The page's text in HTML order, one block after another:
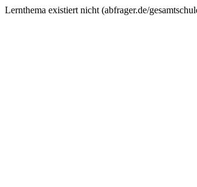
Lernthema existiert nicht (abfrager.de/